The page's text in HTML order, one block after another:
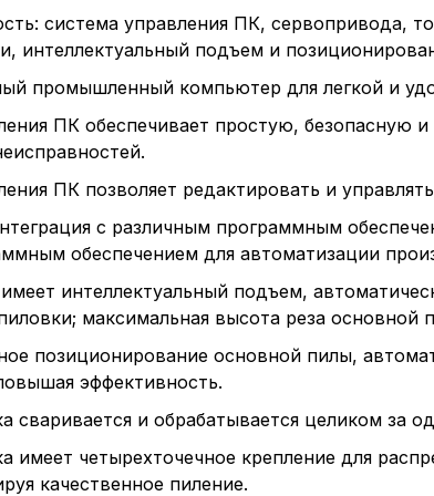
система управления ПК, сервопривода,
интеллектуальный подъем и
промышленный компьютер для легкой и
ПК обеспечивает простую,
ПК позволяет редактировать и
с различным программным
обеспечением для автоматизации
интеллектуальный подъем,
максимальная высота реза
позиционирование основной пилы,
эффективность.
сваривается и обрабатывается целиком за
имеет четырехточечное крепление для
качественное пиление.